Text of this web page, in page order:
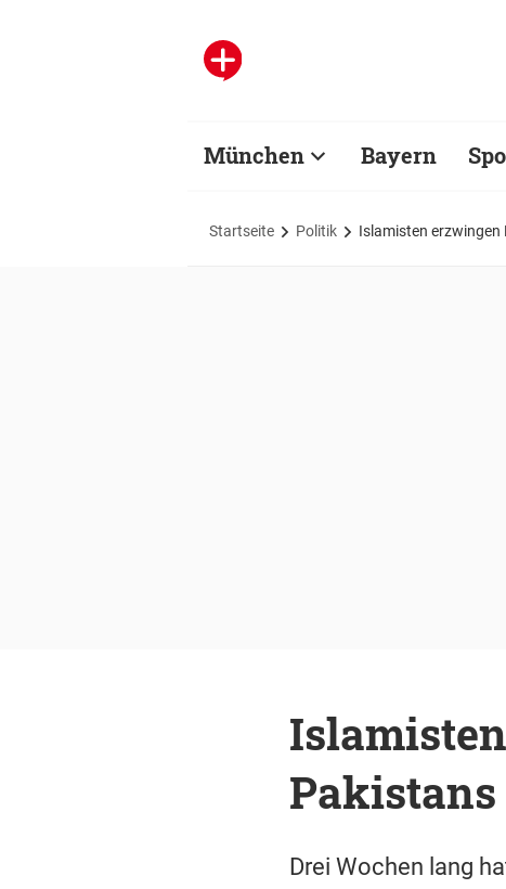
München Bayern
Startseite Politik Islamisten
Drei Wochen lang